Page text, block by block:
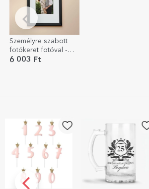
Személyre szabott
fotókeret fotóval -
A4-es portré passe-
6 003 Ft